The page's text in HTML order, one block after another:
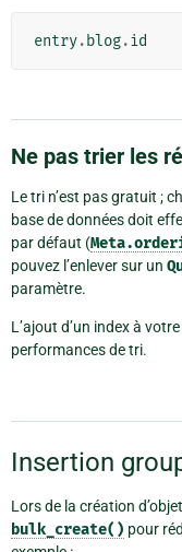
entry. blog.id
Ne pas trier les
Le tri n’est pas gratuit ;
base de données doit
par défaut (
pouvez l’enlever sur un
paramètre.
L’ajout d’un index à
performances de tri.
Insertion
Lors de la création
bulk_create() pour